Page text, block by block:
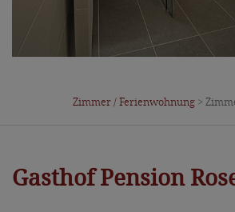
Zimmer / Ferienwohnung>
Gasthof Pension